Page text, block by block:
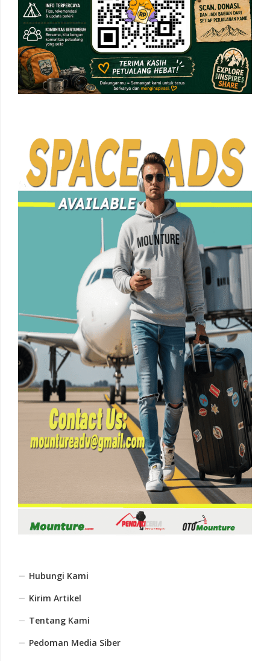
Hubungi Kami
Kirim Artikel
Tentang Kami
Pedoman Media Siber